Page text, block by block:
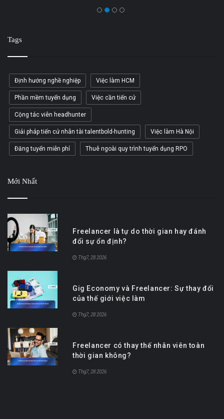
Tags
Định hướng nghề nghiệp Việc làm HCM
Phần mềm tuyển dụng Việc cần tiến cử
Cộng tác viên headhunter
Giải pháp tiến cử nhân tài talentbold-hunting Việc làm Hà Nội
Đăng tuyển miễn phí Thuê ngoài quy trình tuyển dụng RPO
Mới Nhất
Freelancer là tự do thời gian hay đánh
đổi sự ổn định?
Thg7, 28 2026
Gig Economy và Freelancer: Sự thay đổi
của thế giới việc làm
Thg7, 28 2026
Freelancer có thay thế nhân viên toàn
thời gian không?
Thg7, 28 2026